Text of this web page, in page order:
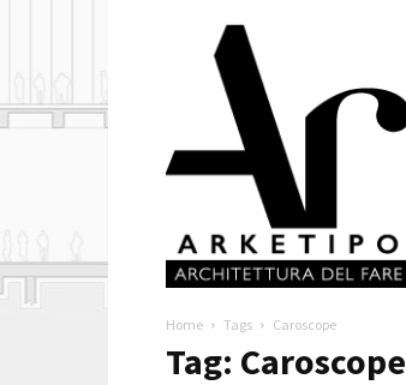
Arketipo
Home Tags Caroscope
Tag: Caroscope